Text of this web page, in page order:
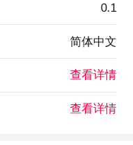
0.1
简体中文
查看详情
查看详情